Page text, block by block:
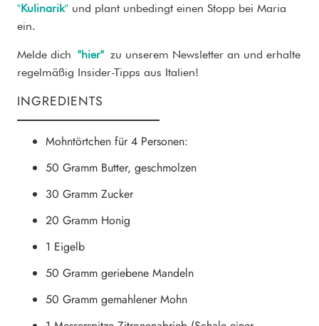
"Kulinarik" und plant unbedingt einen Stopp bei Maria
ein.
Melde dich "hier" zu unserem Newsletter an und erhalte
regelmäßig Insider-Tipps aus Italien!
INGREDIENTS
Mohntörtchen für 4 Personen:
50 Gramm Butter, geschmolzen
30 Gramm Zucker
20 Gramm Honig
1 Eigelb
50 Gramm geriebene Mandeln
50 Gramm gemahlener Mohn